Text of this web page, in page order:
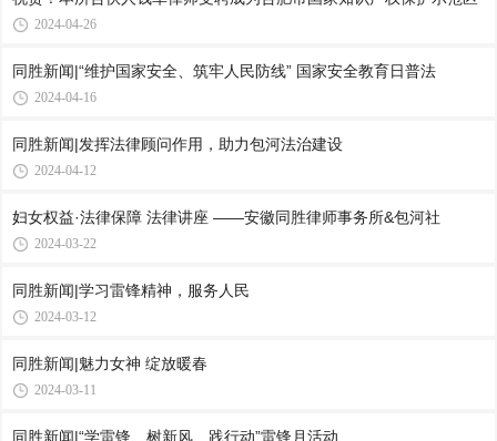
2024-04-26
同胜新闻|“维护国家安全、筑牢人民防线” 国家安全教育日普法
2024-04-16
同胜新闻|发挥法律顾问作用，助力包河法治建设
2024-04-12
妇女权益·法律保障 法律讲座 ——安徽同胜律师事务所&包河社
2024-03-22
同胜新闻|学习雷锋精神，服务人民
2024-03-12
同胜新闻|魅力女神 绽放暖春
2024-03-11
同胜新闻|“学雷锋、树新风、践行动”雷锋月活动